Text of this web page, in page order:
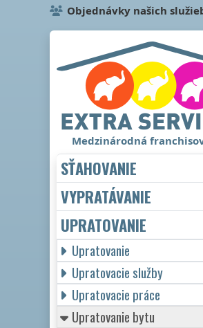
Objednávky našich
Medzinárodná
SŤAHOVANIE
VYPRATÁVANIE
UPRATOVANIE
Upratovanie
Upratovacie služby
Upratovacie práce
Upratovanie bytu